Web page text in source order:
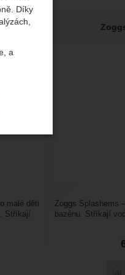
Díky
a
si
Soakers' k porovnání
malé děti
Stříkají
Zoggs Splashems
bazénu. Stříkají